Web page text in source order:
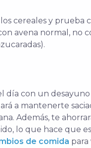
cereales y prueba
avena normal, no
día con un
a mantenerte
Además, te
lo que hace que
de comida